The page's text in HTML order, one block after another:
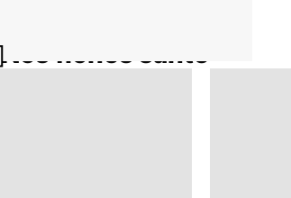
Nos fiches santé